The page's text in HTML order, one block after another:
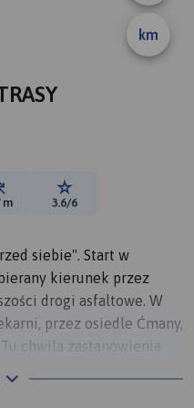
km
spadków:
m Ocena trasy:
3.6/6
siebie". Start w
kierunek przez
drogi asfaltowe. W
przez osiedle Ćmany,
chwila zastanowienia
opcja, przez Pisary,